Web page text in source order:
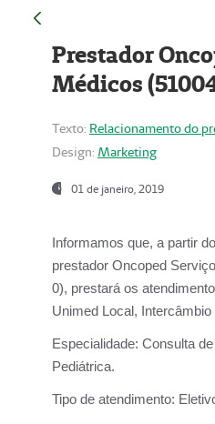
Prestador
Médicos
Texto: Relacionamento do
Design: Marketing
01 de janeiro, 2019
Informamos que, a partir do
prestador Oncoped
0), prestará os
Unimed Local,
Especialidade: Consulta
Pediátrica.
Tipo de atendimento: